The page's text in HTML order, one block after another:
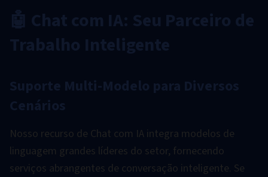
🤖 Chat com IA: Seu Parceiro de
Trabalho Inteligente
Suporte Multi-Modelo para Diversos
Cenários
Nosso recurso de Chat com IA integra modelos de
linguagem grandes líderes do setor, fornecendo
serviços abrangentes de conversação inteligente. Se